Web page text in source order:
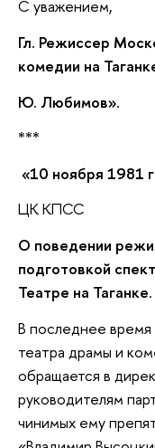
С уважением,
Гл. Режиссер
комедии на
Ю. Любимов».
***
«10 ноября 1981 г
ЦК КПСС
О поведении
подготовкой
Театре на Таганке.
В последнее
театра драмы и
обращается в
руководителям
чинимых ему